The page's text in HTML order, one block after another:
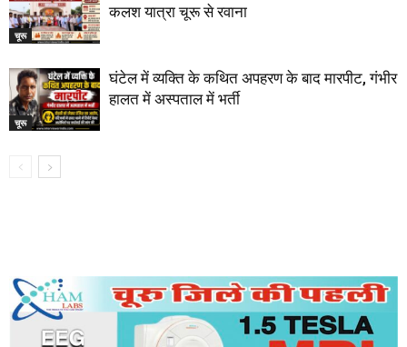
चूरू
कलश यात्रा चूरू से रवाना
चूरू
घंटेल में व्यक्ति के कथित अपहरण के बाद मारपीट, गंभीर
हालत में अस्पताल में भर्ती